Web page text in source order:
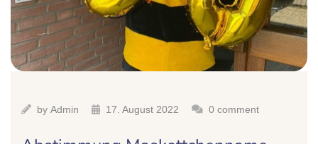
by Admin 17. August 2022 0 comment